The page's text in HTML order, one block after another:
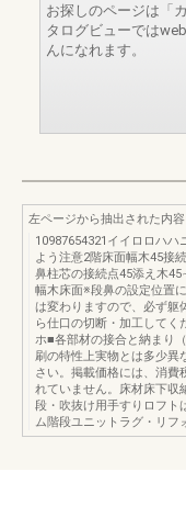
お探しのページは「
タログビューでは
んになれます。
左ページから抽出された内容
10987654321イイロロハハ
よう注意2階床面幅木45接
鼻柱芯の接続点45添え木
幅木床面※段鼻の設定位置
は変わりますので、必ず躯
ら仕口の切断・加工してく
ホ■各部材の接合と納まり
刷の特性上実物とは多少異
さい。掲載価格には、消費
れていません。床材床下収
段・吹抜け用手すりロフト
ム階段ユニットラグ・リフ